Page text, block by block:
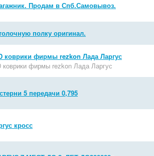
Продам в Спб.Самовывоз.
полку оригинал.
коврики фирмы rezkon Лада Ларгус
коврики фирмы rezkon Лада Ларгус
5 передачи 0,795
кросс